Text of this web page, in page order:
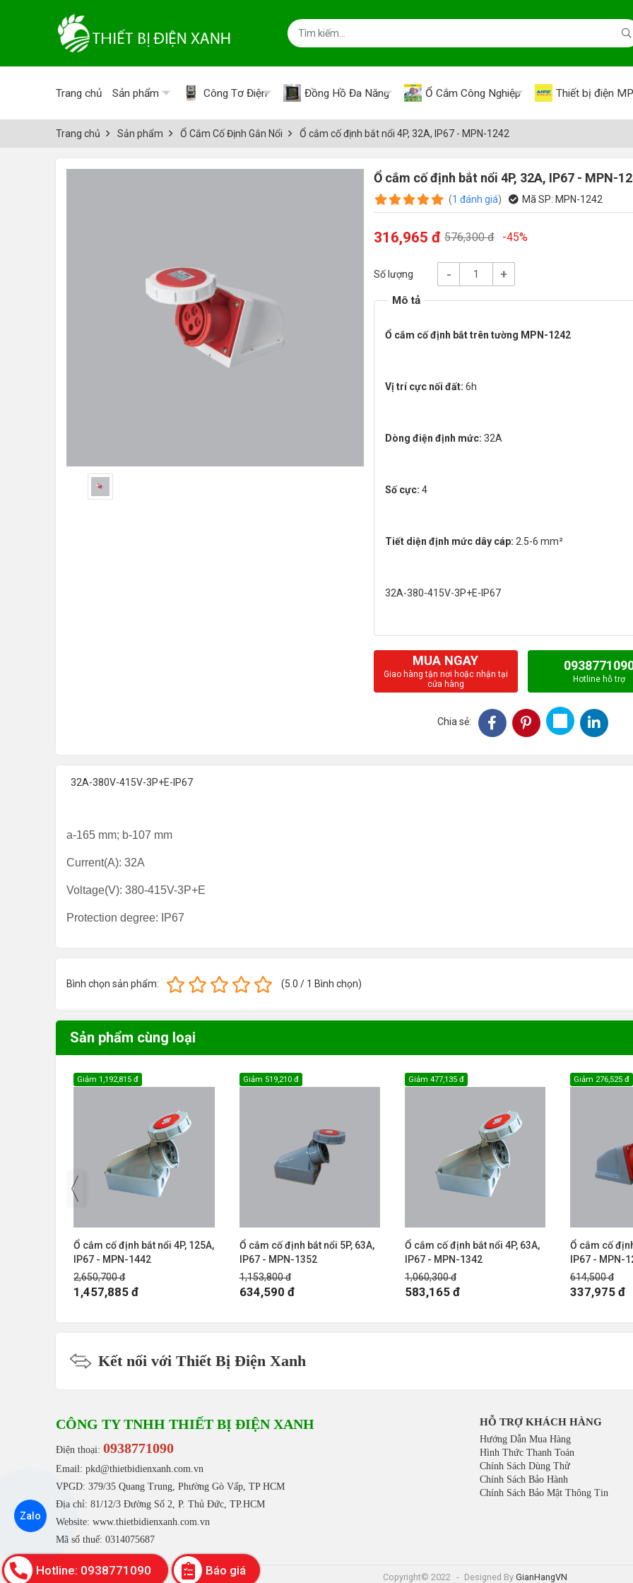
Trang chủ Sản phẩm Công Tơ Điện Đồng Hồ Đa Năng Ổ Cắm Công Nghiệp Thiết bị điện
Trang chủ Sản phẩm Ổ Cắm Cố Định Gắn Nổi Ổ cắm cố định bắt nổi 4P, 32A, IP67 - MPN-1242
Ổ cắm cố định bắt nổi 4P, 32A, IP67 - MPN-
(1 đánh giá) Mã SP: MPN-1242
316,965 đ 576,300 đ -45%
Số lượng - +
Ổ cắm cố định bắt trên tường MPN-1242
Vị trí cực nối đất: 6h
Dòng điện định mức: 32A
Số cực: 4
Tiết diện định mức dây cáp: 2.5-6 mm²
32A-380-415V-3P+E-IP67
MUA NGAY
Giao hàng tận nơi hoặc nhận tại
cửa hàng
Hotline hỗ trợ
Chia sẻ:
32A-380V-415V-3P+E-IP67
a-165 mm; b-107 mm
Current(A): 32A
Voltage(V): 380-415V-3P+E
Protection degree: IP67
Bình chọn sản phẩm: (5.0 / 1 Bình chọn)
Sản phẩm cùng loại
Ổ cắm cố định bắt nổi 4P, 125A,
IP67 - MPN-1442
2,650,700 đ
Giảm 1,192,815 đ
1,457,885 đ
Ổ cắm cố định bắt nổi 5P, 63A,
IP67 - MPN-1352
1,153,800 đ
Giảm 519,210 đ
634,590 đ
Ổ cắm cố định bắt nổi 4P, 63A,
IP67 - MPN-1342
1,060,300 đ
Giảm 477,135 đ
583,165 đ
Ổ cắm cố
IP67 - MPN-
614,500 đ
Giảm 276,525 đ
337,975 đ
Kết nối với Thiết Bị Điện Xanh
CÔNG TY TNHH THIẾT BỊ ĐIỆN XANH
Điện thoại: 0938771090
Email: pkd@thietbidienxanh.com.vn
VPGD: 379/35 Quang Trung, Phường Gò Vấp, TP HCM
Địa chỉ: 81/12/3 Đường Số 2, P. Thủ Đức, TP.HCM
Website: www.thietbidienxanh.com.vn
Mã số thuế: 0314075687
HỖ TRỢ KHÁCH HÀNG
Hướng Dẫn Mua Hàng
Hình Thức Thanh Toán
Chính Sách Dùng Thử
Chính Sách Bảo Hành
Chính Sách Bảo Mật Thông Tin
Copyright© 2022 - Designed By GianHangVN
Hotline: 0938771090 Báo giá
Zalo